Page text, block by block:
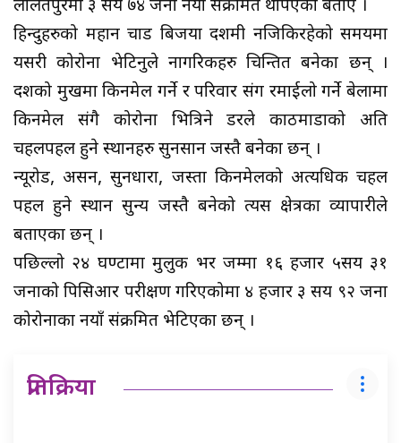
ललितपुरमा ३ सय ७४ जना नयाँ संक्रमित थपिएको बताए ।
हिन्दुहरुको महान चाड बिजया दशमी नजिकिरहेको समयमा
यसरी कोरोना भेटिनुले नागरिकहरु चिन्तित बनेका छन् ।
दशैंको मुखमा किनमेल गर्ने र परिवार संग रमाईलो गर्ने बेलामा
किनमेल संगै कोरोना भित्रिने डरले काठमाडौंको अति
चहलपहल हुने स्थानहरु सुनसान जस्तै बनेका छन् ।
न्यूरोड, असन, सुनधारा, जस्ता किनमेलको अत्यधिक चहल
पहल हुने स्थान सुन्य जस्तै बनेको त्यस क्षेत्रका व्यापारीले
बताएका छन् ।
पछिल्लो २४ घण्टामा मुलुक भर जम्मा १६ हजार ५सय ३१
जनाको पिसिआर परीक्षण गरिएकोमा ४ हजार ३ सय ९२ जना
कोरोनाका नयाँ संक्रमित भेटिएका छन् ।
प्रतिक्रिया